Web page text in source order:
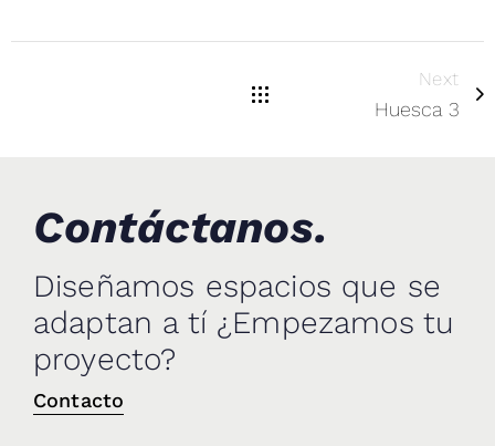
Next
Huesca 3
Contáctanos.
Diseñamos espacios que se
adaptan a tí ¿Empezamos tu
proyecto?
Contacto